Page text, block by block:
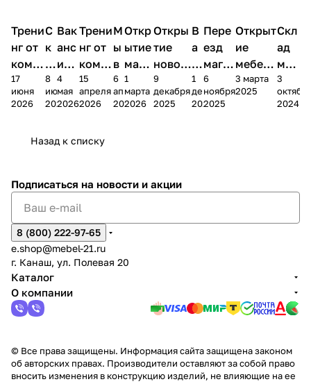
Трени
нг от
комп
ании
Мело
17
июня
2026
С
к
и
д
к
2
8
июня
2026
Вак
анс
ия в
Чеб
окс
4
мая
2026
Трени
нг от
комп
ании
Мело
15
апреля
2026
М
ы
в
М
А
6
апреля
2026
Откр
ытие
мага
зина
в
1
марта
2026
Откры
тие
новог
о
магаз
9
декабря
2025
В
а
к
а
н
1
декабря
2025
Пере
езд
магаз
ина в
г.
6
ноября
2025
Открыт
ие
мебель
ного
салона
3 марта
2025
Скл
ад
меб
ели
пер
3
2024
Назад к списку
Подписаться на новости и акции
8 (800) 222-97-65
e.shop@mebel-21.ru
г. Канаш, ул. Полевая 20
Каталог
О компании
© Все права защищены. Информация сайта защищена законом
об авторских правах. Производители оставляют за собой право
вносить изменения в конструкцию изделий, не влияющие на ее